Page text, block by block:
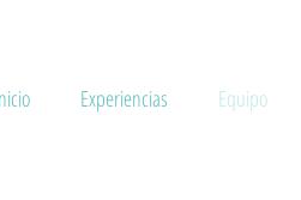
Experiencias Equipo